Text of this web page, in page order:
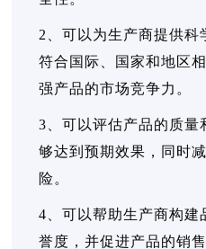
2、可以为生产商提供科
符合国际、国家和地区
强产品的市场竞争力。
3、可以评估产品的质量
够达到预期效果，同时
险。
4、可以帮助生产商构建
誉度，并促进产品的销